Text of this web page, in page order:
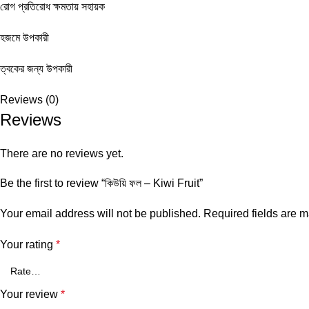
রোগ প্রতিরোধ ক্ষমতায় সহায়ক
হজমে উপকারী
ত্বকের জন্য উপকারী
Reviews (0)
Reviews
There are no reviews yet.
Be the first to review “কিউয়ি ফল – Kiwi Fruit”
Your email address will not be published. Required fields are
Your rating *
Your review *